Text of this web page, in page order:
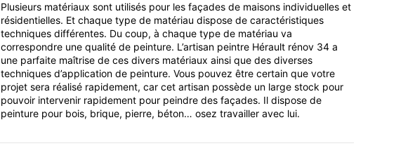
Plusieurs matériaux sont utilisés pour les façades de maisons individuelles et
résidentielles. Et chaque type de matériau dispose de caractéristiques
techniques différentes. Du coup, à chaque type de matériau va
correspondre une qualité de peinture. L’artisan peintre Hérault rénov 34 a
une parfaite maîtrise de ces divers matériaux ainsi que des diverses
techniques d’application de peinture. Vous pouvez être certain que votre
projet sera réalisé rapidement, car cet artisan possède un large stock pour
pouvoir intervenir rapidement pour peindre des façades. Il dispose de
peinture pour bois, brique, pierre, béton… osez travailler avec lui.